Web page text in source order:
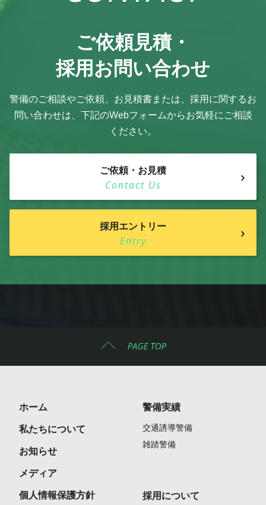
ご依頼見積・
採用お問い合わせ
警備のご相談やご依頼、お見積書または、採用に関するお
問い合わせは、 下記のWebフォームからお気軽にご相談
ください。
ご依頼・お見積
Contact Us
採用エントリー
Entry
ホーム
私たちについて
お知らせ
メディア
個人情報保護方針
警備実績
交通誘導警備
雑踏警備
採用について